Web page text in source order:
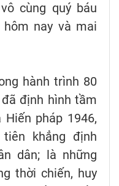
cùng quý báu
nay và mai
hành trình 80
định hình tầm
pháp 1946,
khẳng định
dân; là những
thời chiến, huy